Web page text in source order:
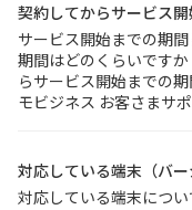
契約してからサービス
サービス開始までの期
期間はどのくらいです
らサービス開始までの
モビジネス お客さまサ
対応している端末（バー
対応している端末につ